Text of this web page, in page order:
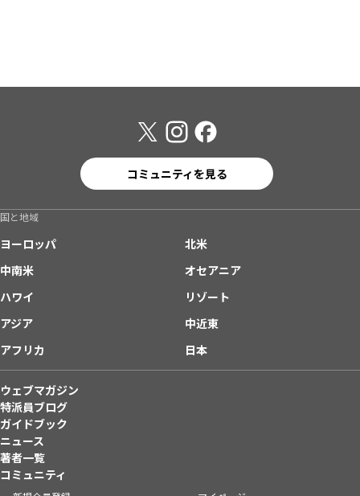
コミュニティを見る
国と地域
ヨーロッパ
北米
中南米
オセアニア
ハワイ
リゾート
アジア
中近東
アフリカ
日本
ウェブマガジン
特派員ブログ
ガイドブック
ニュース
著者一覧
コミュニティ